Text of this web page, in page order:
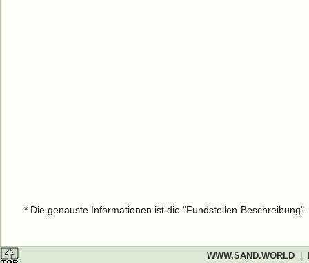
* Die genauste Informationen ist die "Fundstellen-
WWW.SAND.WORLD|